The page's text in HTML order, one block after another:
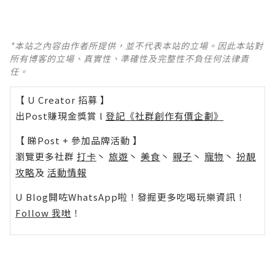
*本站之內容由作者所提供，並不代表本站的立場。因此本站對
所有博客的立場、真實性、準確性及完整性不負任何法律責
任。
【 U Creator 招募 】
出Post賺現金獎賞 l 登記《社群創作有價企劃》
【 睇Post + 參加品牌活動 】
瀏覽更多社群 打卡 丶 旅遊 丶 美食 丶 親子 丶 寵物 丶 扮靚
攻略及 活動情報
U Blog開咗WhatsApp啦！發掘更多吃喝玩樂資訊！
Follow 我哋 ！